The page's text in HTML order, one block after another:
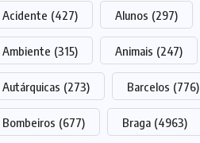
Acidente (427) Alunos (297)
Ambiente (315) Animais (247)
Autárquicas (273) Barcelos (776)
Bombeiros (677) Braga (4963)